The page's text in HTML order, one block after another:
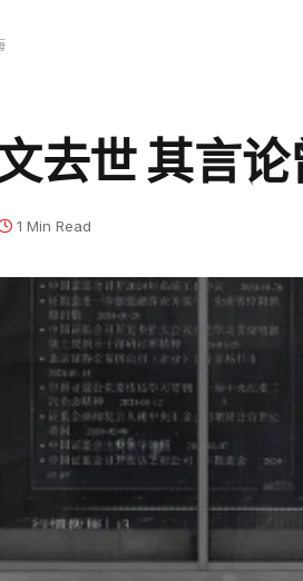
去世 其言
1 Min Read